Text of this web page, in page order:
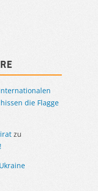
die Flagge
zu